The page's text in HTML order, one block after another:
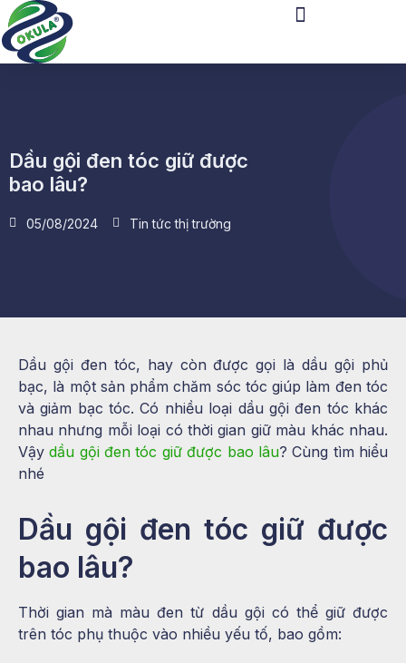
Dầu gội đen tóc giữ được
bao lâu?
05/08/2024 Tin tức thị trường
Dầu gội đen tóc, hay còn được gọi là dầu gội phủ
bạc, là một sản phẩm chăm sóc tóc giúp làm đen tóc
và giảm bạc tóc. Có nhiều loại dầu gội đen tóc khác
nhau nhưng mỗi loại có thời gian giữ màu khác nhau.
Vậydầu gội đen tóc giữ được bao lâu? Cùng tìm hiểu
nhé
Dầu gội đen tóc giữ được
bao lâu?
Thời gian mà màu đen từ dầu gội có thể giữ được
trên tóc phụ thuộc vào nhiều yếu tố, bao gồm: